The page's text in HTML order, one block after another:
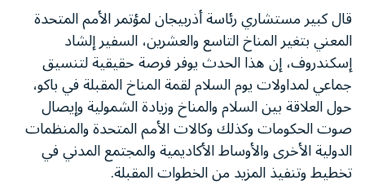
قال كبير مستشاري رئاسة أذربيجان لمؤتمر الأمم المتحدة
المعني بتغير المناخ التاسع والعشرين، السفير إلشاد
إسكندروف، إن هذا الحدث يوفر فرصة حقيقية لتنسيق
جماعي لمداولات يوم السلام لقمة المناخ المقبلة في باكو،
حول العلاقة بين السلام والمناخ وزيادة الشمولية وإيصال
صوت الحكومات وكذلك وكالات الأمم المتحدة والمنظمات
الدولية الأخرى والأوساط الأكاديمية والمجتمع المدني في
تخطيط وتنفيذ المزيد من الخطوات المقبلة.